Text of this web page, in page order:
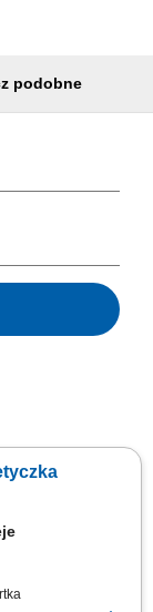
podobne